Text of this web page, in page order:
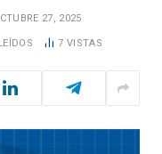
27, 2025
7 VISTAS